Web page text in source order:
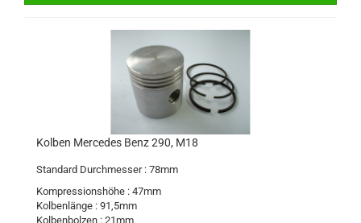
Kolben Mercedes Benz 290, M18
Standard Durchmesser : 78mm
Kompressionshöhe : 47mm
Kolbenlänge : 91,5mm
Kolbenbolzen : 21mm